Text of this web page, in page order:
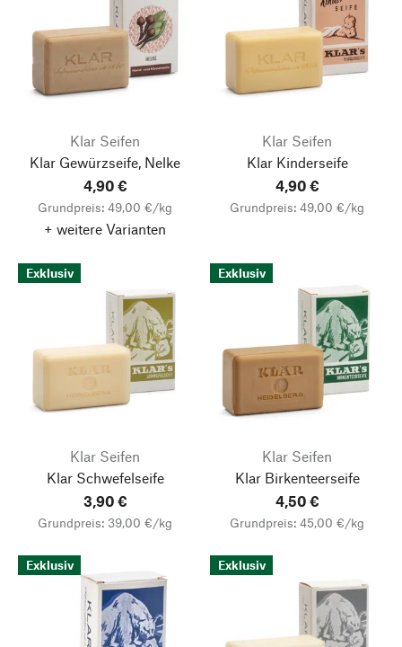
Klar Seifen
Klar Gewürzseife, Nelke
4,90 €
Grundpreis: 49,00 €/kg
+ weitere Varianten
Klar Seifen
Klar Kinderseife
4,90 €
Grundpreis: 49,00 €/kg
Exklusiv
Klar Seifen
Klar Schwefelseife
3,90 €
Grundpreis: 39,00 €/kg
Exklusiv
Klar Seifen
Klar Birkenteerseife
4,50 €
Grundpreis: 45,00 €/kg
Exklusiv Exklusiv